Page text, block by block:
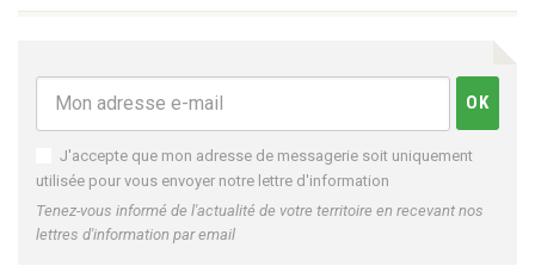
J'accepte que mon adresse de messagerie soit uniquement
utilisée pour vous envoyer notre lettre d'information
Tenez-vous informé de l'actualité de votre territoire en recevant nos
lettres d'information par email